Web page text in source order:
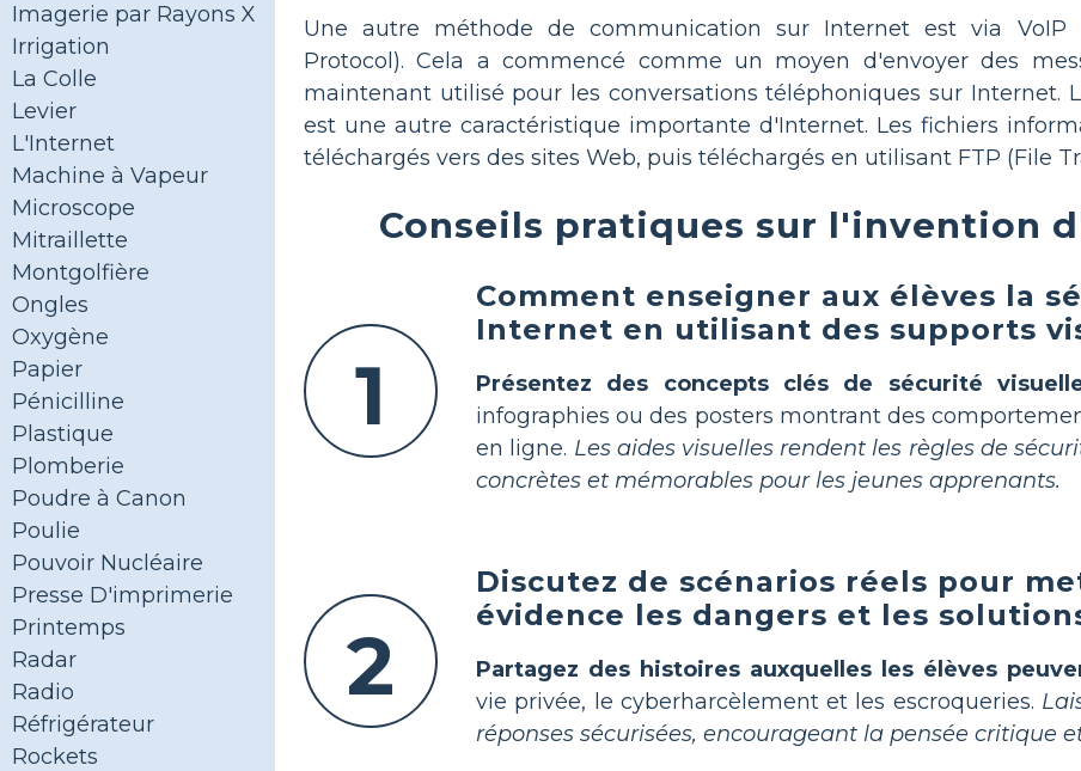
Imagerie par Rayons X
Irrigation
La Colle
Levier
L'Internet
Machine à Vapeur
Microscope
Mitraillette
Montgolfière
Ongles
Oxygène
Papier
Pénicilline
Plastique
Plomberie
Poudre à Canon
Poulie
Pouvoir Nucléaire
Presse D'imprimerie
Printemps
Radar
Radio
Réfrigérateur
Rockets
Une autre méthode de communication sur Internet est via VoIP
Protocol). Cela a commencé comme un moyen d'envoyer des
maintenant utilisé pour les conversations téléphoniques sur Internet.
est une autre caractéristique importante d'Internet. Les fichiers
téléchargés vers des sites Web, puis téléchargés en utilisant FTP (File
Conseils pratiques sur l'invention
1
Comment enseigner aux élèves la
Internet en utilisant des supports
Présentez des concepts clés de sécurité
infographies ou des posters montrant des
en ligne. Les aides visuelles rendent les règles de
concrètes et mémorables pour les jeunes apprenants.
2
Discutez de scénarios réels pour
évidence les dangers et les
Partagez des histoires auxquelles les élèves
vie privée, le cyberharcèlement et les escroqueries.
réponses sécurisées, encourageant la pensée critique